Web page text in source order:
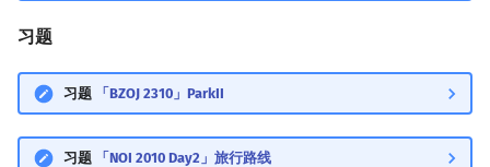
习题
习题 「BZOJ 2310」ParkII
习题 「NOI 2010 Day2」旅行路线